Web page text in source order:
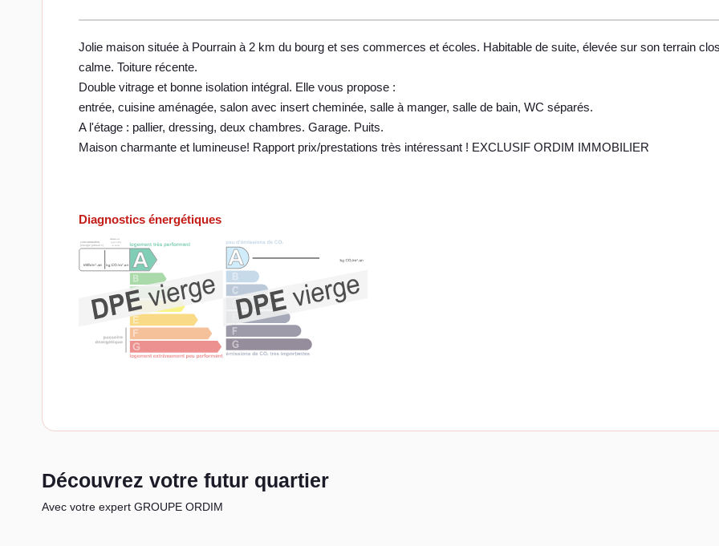
Jolie maison située à Pourrain à 2 km du bourg et ses commerces et écoles. Habitable de suite, élevée sur son terrain
calme. Toiture récente.
Double vitrage et bonne isolation intégral. Elle vous propose :
entrée, cuisine aménagée, salon avec insert cheminée, salle à manger, salle de bain, WC séparés.
A l'étage : pallier, dressing, deux chambres. Garage. Puits.
Maison charmante et lumineuse! Rapport prix/prestations très intéressant ! EXCLUSIF ORDIM IMMOBILIER
Diagnostics énergétiques
Découvrez votre futur quartier
Avec votre expert GROUPE ORDIM